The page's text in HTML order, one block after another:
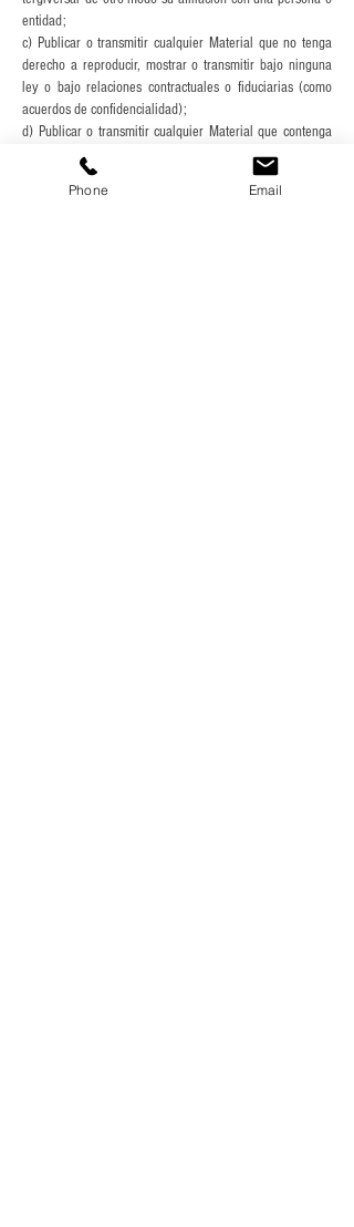
entidad;
c) Publicar o transmitir cualquier Material que no tenga
derecho a reproducir, mostrar o transmitir bajo ninguna
ley o bajo relaciones contractuales o fiduciarias (como
acuerdos de confidencialidad);
d) Publicar o transmitir cualquier Material que contenga
virus o datos corruptos;
e) Eliminar cualquier atribución de autor, aviso legal o
designación o etiqueta de propiedad que cargue en
Phone Email